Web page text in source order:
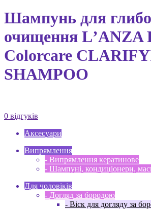
Шампунь для
очищення LʼANZA
Colorcare
SHAMPOO
0 відгуків
Аксесуари
Випрямлення
- Випрямлення кератинове
- Шампуні, кондиціонери,
Для чоловіків
- Догляд за бородою
- Віск для догляду за